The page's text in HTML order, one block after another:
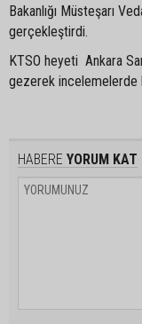
Bakanlığı Müsteşarı
gerçekleştirdi.
KTSO heyeti Ankara
gezerek incelemelerde
HABERE YORUM KAT